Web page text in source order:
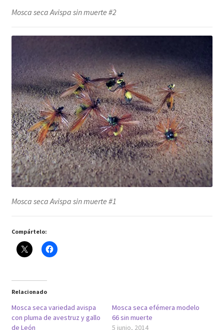
Mosca seca Avispa sin muerte #2
Mosca seca Avispa sin muerte #1
Compártelo:
Relacionado
Mosca seca variedad avispa
con pluma de avestruz y gallo
de León
Mosca seca efémera modelo
66 sin muerte
5 junio, 2014